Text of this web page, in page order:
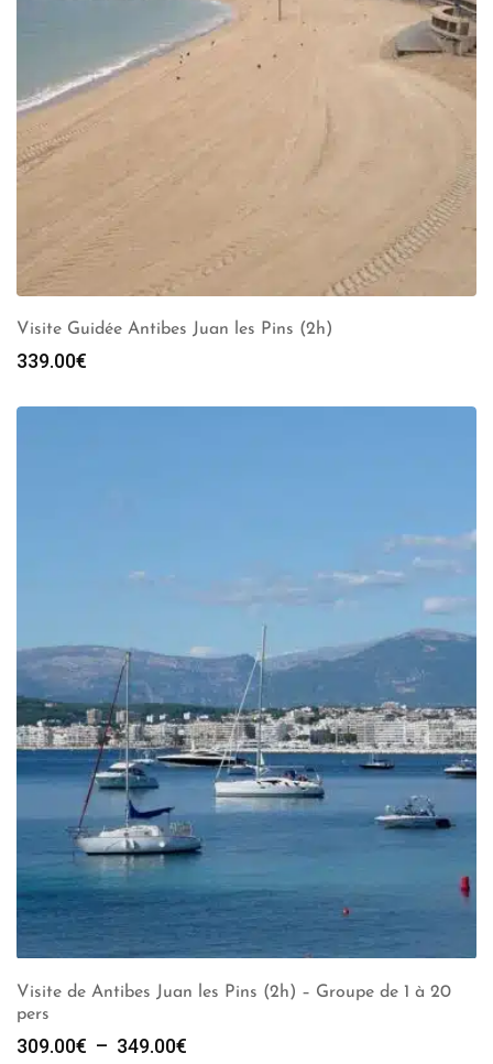
Visite Guidée Antibes Juan les Pins (2h)
339.00€
Visite de Antibes Juan les Pins (2h) – Groupe de 1 à 20
pers
309.00€ – 349.00€